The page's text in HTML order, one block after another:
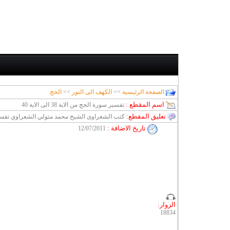
الصفحة الرئيسية >> الكهف الى النور >> الحج
اسم المقطع : تفسير سورة الحج من الاية 38 الى الاية 40
تعليق المقطع: كتب الشعراوى الشيخ محمد متولي الشعراوي
تاريخ الاضافة :
12/07/2011
الزوار:
18834